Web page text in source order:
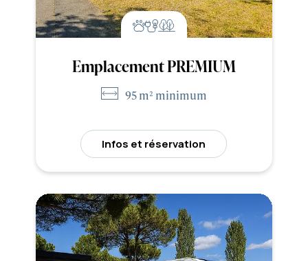
Emplacement PREMIUM
95 m² minimum
Infos et réservation